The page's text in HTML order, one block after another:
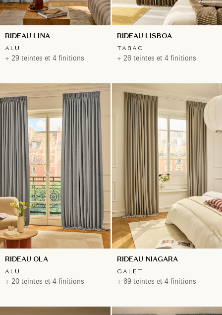
RIDEAU LINA
ALU
+ 29 teintes et 4 finitions
RIDEAU LISBOA
TABAC
+ 26 teintes et 4 finitions
RIDEAU OLA
ALU
+ 20 teintes et 4 finitions
RIDEAU NIAGARA
GALET
+ 69 teintes et 4 finitions